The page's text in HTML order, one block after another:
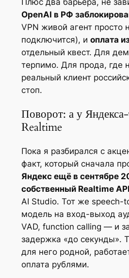
OpenAI в РФ
VPN живой агент просто
подключится), и оплата
отдельный квест. Для
терпимо. Для прода, где
реальный клиент
стоп.
Поворот: а у
Realtime
Пока я разбирался с
факт, который сначала
Яндекс ещё в сентябре
собственный Realtime API
AI Studio. Тот же speech-
модель на вход-выход
VAD, function calling — и
задержка «до секунды».
для него родной,
оплата рублями.